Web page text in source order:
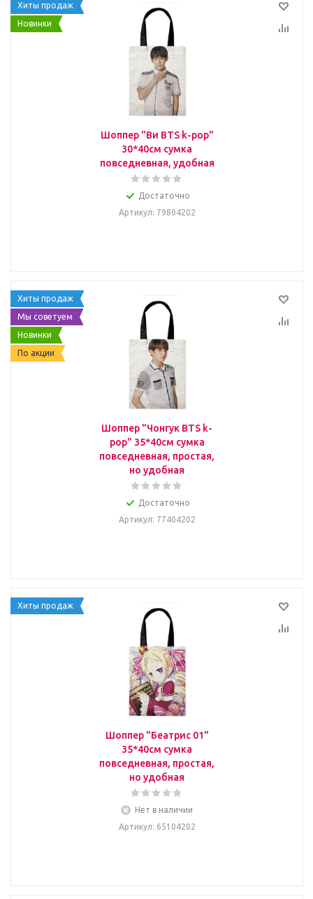
Хиты продаж
Новинки
Шоппер "Ви BTS k-pop"
30*40см сумка
повседневная, удобная
Достаточно
Артикул: 79804202
Хиты продаж
Мы советуем
Новинки
По акции
Шоппер "Чонгук BTS k-
pop" 35*40см сумка
повседневная, простая,
но удобная
Достаточно
Артикул: 77404202
Хиты продаж
Шоппер "Беатрис 01"
35*40см сумка
повседневная, простая,
но удобная
Нет в наличии
Артикул: 65104202